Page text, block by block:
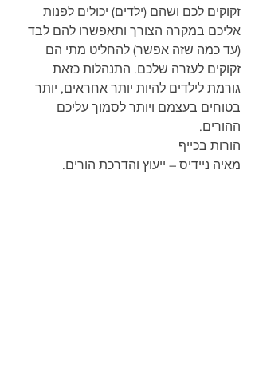
זקוקים לכם ושהם (ילדים) יכולים לפנות
אליכם במקרה הצורך ותאפשרו להם לבד
(עד כמה שזה אפשר) להחליט מתי הם
זקוקים לעזרה שלכם. התנהלות כזאת
גורמת לילדים להיות יותר אחראים, יותר
בטוחים בעצמם ויותר לסמוך עליכם
ההורים.
הורות בכייף
מאיה ניידיס – ייעוץ והדרכת הורים.